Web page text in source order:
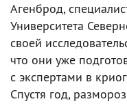
Агенброд,
Университета
своей
что они уже
с экспертами в
Спустя год,